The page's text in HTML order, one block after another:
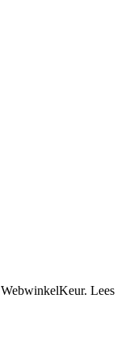
WebwinkelKeur. Lees